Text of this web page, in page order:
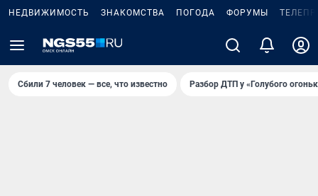
НЕДВИЖИМОСТЬ ЗНАКОМСТВА ПОГОДА ФОРУМЫ
Сбили 7 человек — все, что известно Разбор ДТП у «Голубого